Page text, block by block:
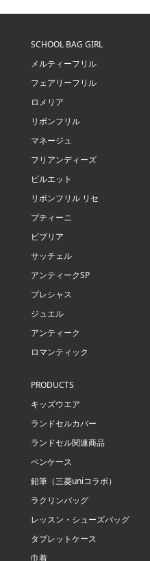
SCHOOL BAG GIRL
メルティーフリル
フェアリーフリル
ロメリア
リボンフリル
マネージュ
フリアンディーズ
ピルエット
リボンフリル リセ
プティーニ
ビブリア
サッチェル
アンティークSP
プレシャス
ジュエル
アンティーク
ロマンティック
PRODUCTS
キッズウエア
ランドセルカバー
ランドセル関連商品
ペンケース
鉛筆（三菱uniコラボ）
ラクリンバッグ
レッスン・シューズバッグ
タブレットケース
巾着